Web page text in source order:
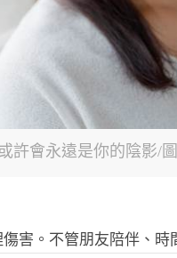
許會永遠是你的陰影/
害。不管朋友陪伴、